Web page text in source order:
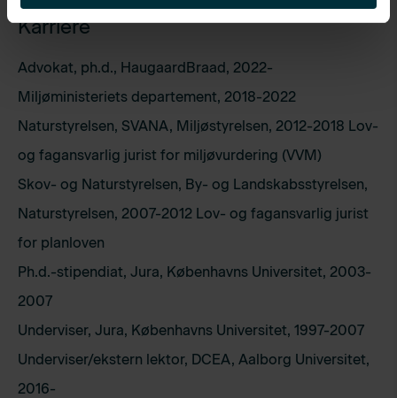
Karriere
Advokat, ph.d., HaugaardBraad, 2022-
Miljøministeriets departement, 2018-2022
Naturstyrelsen, SVANA, Miljøstyrelsen, 2012-2018 Lov-
og fagansvarlig jurist for miljøvurdering (VVM)
Skov- og Naturstyrelsen, By- og Landskabsstyrelsen,
Naturstyrelsen, 2007-2012 Lov- og fagansvarlig jurist
for planloven
Ph.d.-stipendiat, Jura, Københavns Universitet, 2003-
2007
Underviser, Jura, Københavns Universitet, 1997-2007
Underviser/ekstern lektor, DCEA, Aalborg Universitet,
2016-